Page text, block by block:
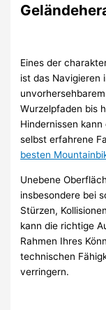
Eines der
ist das Navigieren
Wurzelpfaden bis
Hindernissen
selbst erfahrene
besten
Unebene
insbesondere bei
Stürzen,
kann die richtige
Rahmen Ihres
technischen
verringern.